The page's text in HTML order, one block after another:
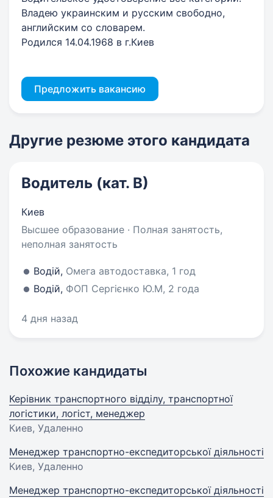
Владею украинским и русским свободно,
английским со словарем.
Родился 14.04.1968 в г.Киев
Предложить вакансию
Другие резюме этого кандидата
Водитель (кат. В)
Киев
Высшее образование · Полная занятость,
неполная занятость
Водій, Омега автодоставка, 1 год
Водій, ФОП Сергієнко Ю.М, 2 года
4 дня назад
Похожие кандидаты
Керівник транспортного відділу, транспортної
логістики, логіст, менеджер
Киев, Удаленно
Менеджер транспортно-експедиторської діяльності
Киев, Удаленно
Менеджер транспортно-експедиторської діяльності